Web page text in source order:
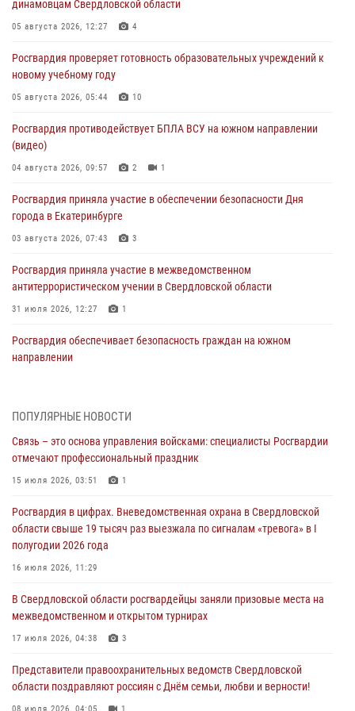
динамовцам Свердловской области
05 августа 2026, 12:27 4
Росгвардия проверяет готовность образовательных учреждений к
новому учебному году
05 августа 2026, 05:44 10
Росгвардия противодействует БПЛА ВСУ на южном направлении
(видео)
04 августа 2026, 09:57 2 1
Росгвардия приняла участие в обеспечении безопасности Дня
города в Екатеринбурге
03 августа 2026, 07:43 3
Росгвардия приняла участие в межведомственном
антитеррористическом учении в Свердловской области
31 июля 2026, 12:27 1
Росгвардия обеспечивает безопасность граждан на южном
направлении
Представитель Управления Росгвардии по Свердловской области
«Телекон»
30 июля 2026, 11:33
спартакиады «Динамо» памяти погибшего офицера милиции
Православные священники поддержали росгвардейцев в зоне СВО
Свердловские росгвардейцы завоевали медали на окружном
чемпионате по комплексному единоборству
ПОПУЛЯРНЫЕ НОВОСТИ
Связь – это основа управления войсками: специалисты Росгвардии
отмечают профессиональный праздник
15 июля 2026, 03:51 1
Росгвардия в цифрах. Вневедомственная охрана в Свердловской
области свыше 19 тысяч раз выезжала по сигналам «тревога» в I
полугодии 2026 года
16 июля 2026, 11:29
В Свердловской области росгвардейцы заняли призовые места на
межведомственном и открытом турнирах
17 июля 2026, 04:38 3
Представители правоохранительных ведомств Свердловской
области поздравляют россиян с Днём семьи, любви и верности!